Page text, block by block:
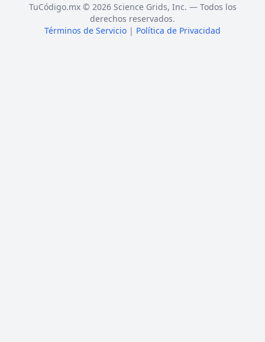
TuCódigo.mx © 2026 Science Grids, Inc. — Todos los
derechos reservados.
Términos de Servicio | Política de Privacidad